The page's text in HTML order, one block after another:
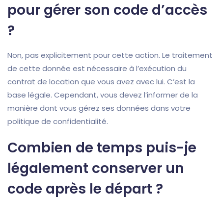
pour gérer son code d’accès
?
Non, pas explicitement pour cette action. Le traitement
de cette donnée est nécessaire à l’exécution du
contrat de location que vous avez avec lui. C’est la
base légale. Cependant, vous devez l’informer de la
manière dont vous gérez ses données dans votre
politique de confidentialité.
Combien de temps puis-je
légalement conserver un
code après le départ ?